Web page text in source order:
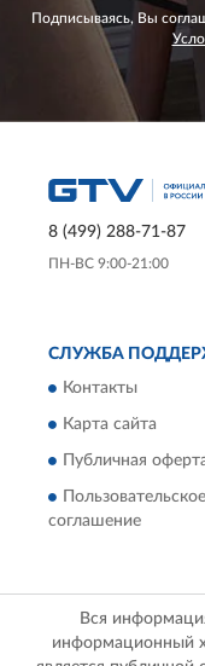
Подписываясь, Вы
8 (499) 288-71-87
ПН-ВС 9:00-21:00
СЛУЖБА
Контакты
Карта сайта
Публичная
Пользовательское
соглашение
Вся
информационный